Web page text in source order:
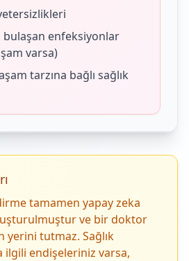
bulaşan enfeksiyonlar
varsa)
tarzına bağlı sağlık
tamamen yapay zeka
ve bir doktor
yerini tutmaz. Sağlık
endişeleriniz varsa,